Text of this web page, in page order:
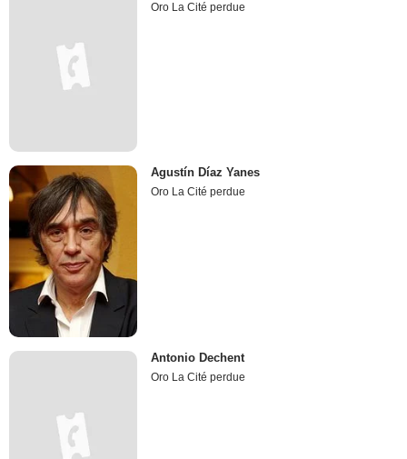
Oro La Cité perdue
Agustín Díaz Yanes
Oro La Cité perdue
Antonio Dechent
Oro La Cité perdue